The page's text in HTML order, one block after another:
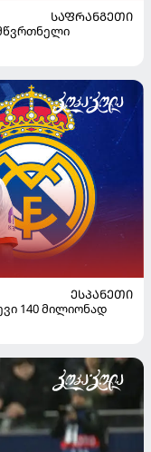
ᲡᲐᲤᲠᲐᲜᲒᲔᲗᲘ
ᲔᲡᲞᲐᲜᲔᲗᲘ
140 მილიონად